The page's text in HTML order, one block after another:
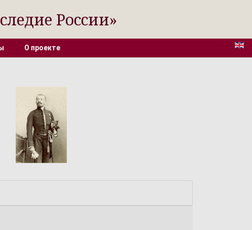
России»
О проекте